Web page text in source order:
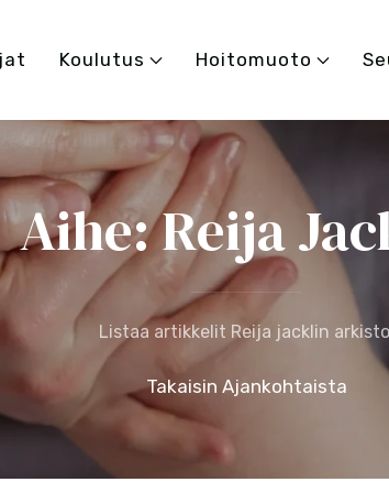
Koulutus Hoitomuoto
Aihe: Reija
Listaa artikkelit Reija jacklin
Takaisin Ajankohtaista